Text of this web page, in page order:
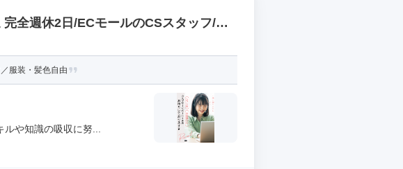
全週休2日/ECモールのCSスタッフ/服
服装・髪色自由
や知識の吸収に努...